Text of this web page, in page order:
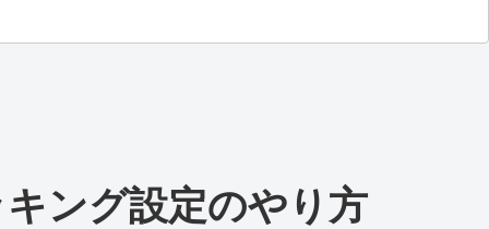
ング設定のやり方